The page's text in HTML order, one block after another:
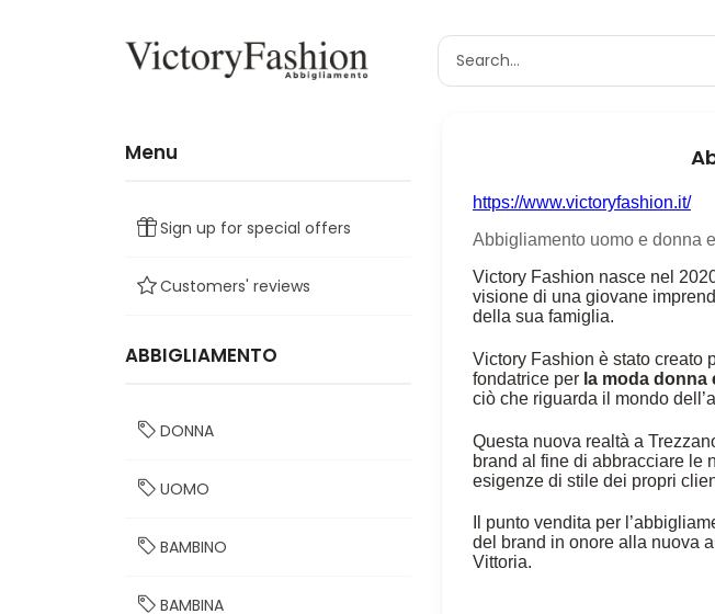
Menu
Sign up for special offers
Customers' reviews
ABBIGLIAMENTO
DONNA
UOMO
BAMBINO
BAMBINA